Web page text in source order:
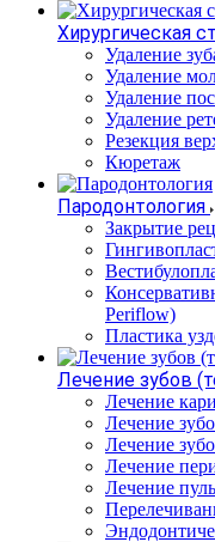
Хирургическая
Удаление
Удаление
Удаление
Удаление
Резекция
Кюретаж
Пародонтология
Закрытие
Periflow)
Пластика
Лечение зубов
Лечение
Лечение
Лечение
Лечение
Лечение